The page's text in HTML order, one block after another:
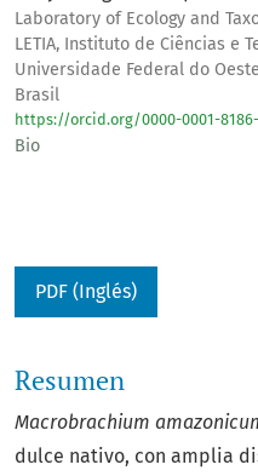
Laboratory of Ecology and
LETIA, Instituto de Ciências e
Universidade Federal do
Brasil
https://orcid.org/0000-0001-
Bio
PDF (Inglés)
Resumen
Macrobrachium
dulce nativo, con amplia